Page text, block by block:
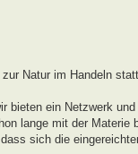
Natur im Handeln
bieten ein Netzwerk
lange mit der
sich die